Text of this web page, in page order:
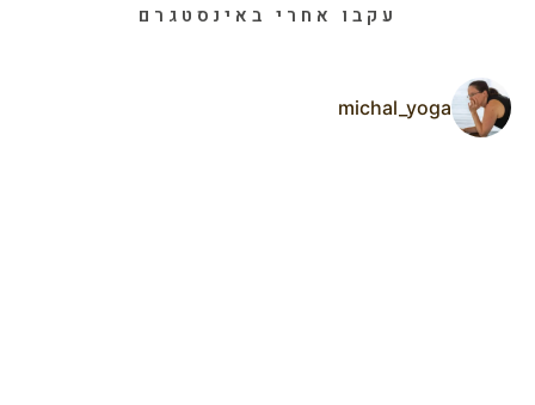
עקבו אחרי באינסטגרם
michal_yoga